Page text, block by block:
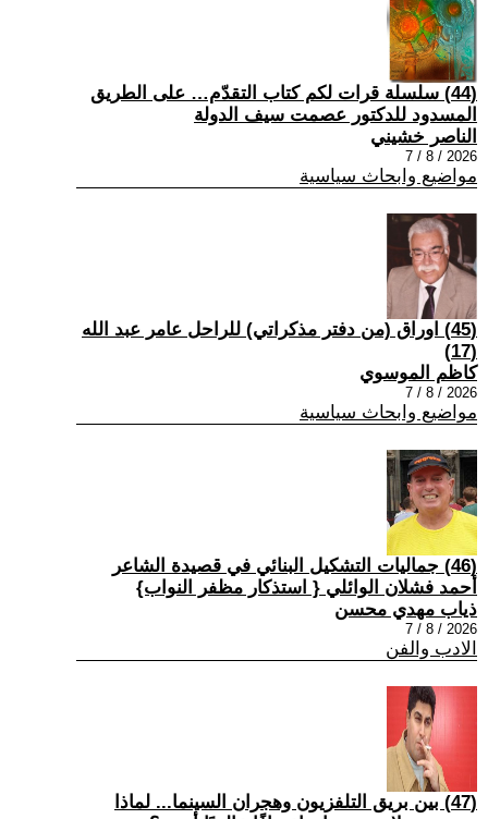
(44) سلسلة قرات لكم كتاب التقدّم… على الطريق
المسدود للدكتور عصمت سيف الدولة
الناصر خشيني
2026 / 8 / 7
مواضيع وابحاث سياسية
(45) اوراق (من دفتر مذكراتي) للراحل عامر عبد الله
(17)
كاظم الموسوي
2026 / 8 / 7
مواضيع وابحاث سياسية
(46) جماليات التشكيل البنائي في قصيدة الشاعر
أحمد فشلان الوائلي { استذكار مظفر النواب}
ذياب مهدي محسن
2026 / 8 / 7
الادب والفن
(47) بين بريق التلفزيون وهجران السينما... لماذا